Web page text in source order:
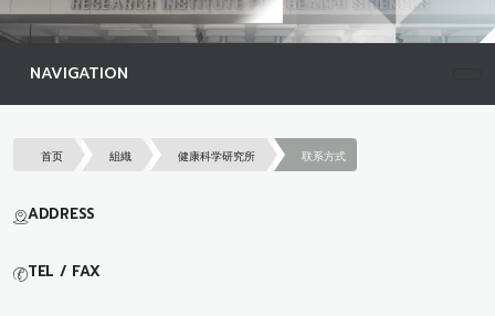
NAVIGATION
首页 組織 健康科学研究所 联系方式
ADDRESS
TEL / FAX